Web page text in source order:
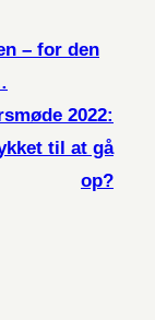
– for den
2022:
til at gå
op?